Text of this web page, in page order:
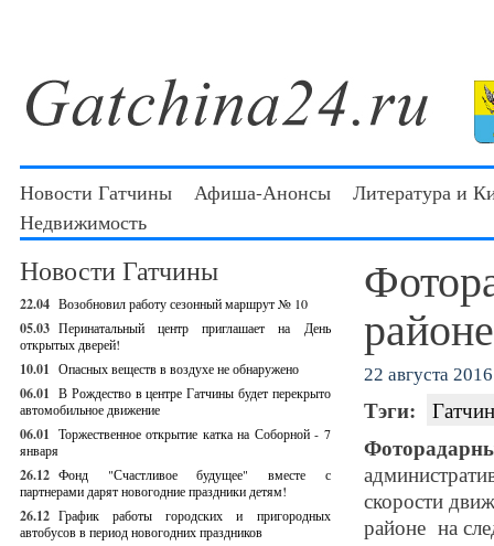
Новости Гатчины Афиша-Анонсы
Литература и
Недвижимость
Новости Гатчины
22.04 Возобновил работу сезонный маршрут № 10
05.03 Перинатальный центр приглашает на День
открытых дверей!
10.01 Опасных веществ в воздухе не обнаружено
06.01 В Рождество в центре Гатчины будет перекрыто
автомобильное движение
06.01 Торжественное открытие катка на Соборной - 7
января
26.12 Фонд "Счастливое будущее" вместе с
партнерами дарят новогодние праздники детям!
26.12 График работы городских и пригородных
автобусов в период новогодних праздников
22 августа 2016
Тэги:
скорости
районе на